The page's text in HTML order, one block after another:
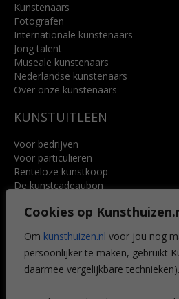
Cookies op
Om kunsthuizen.nl voor jou nog
persoonlijker te maken, gebruikt
daarmee vergelijkbare technieken).
Kunstenaars
Fotografen
Internationale kunstenaars
Jong talent
Museale kunstenaars
Nederlandse kunstenaars
Over onze kunstenaars
KUNSTUITLEEN
Voor bedrijven
Voor particulieren
Renteloze kunstkoop
De kunstcadeaubon
Voordelen
Veelgestelde vragen
CONTACT